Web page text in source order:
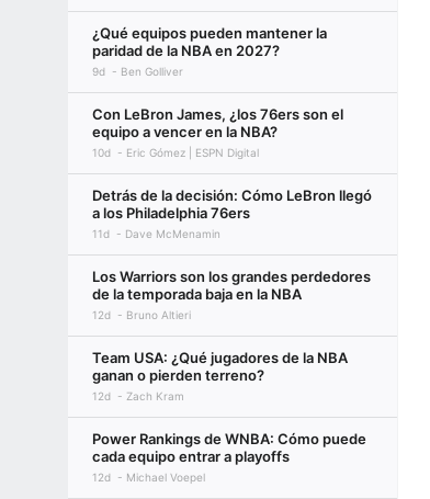
¿Qué equipos pueden mantener la
paridad de la NBA en 2027?
9d Ben Golliver
Con LeBron James, ¿los 76ers son el
equipo a vencer en la NBA?
10d Eric Gómez | ESPN Digital
Detrás de la decisión: Cómo LeBron llegó
a los Philadelphia 76ers
11d Dave McMenamin
Los Warriors son los grandes perdedores
de la temporada baja en la NBA
12d Bruno Altieri
Team USA: ¿Qué jugadores de la NBA
ganan o pierden terreno?
12d Zach Kram
Power Rankings de WNBA: Cómo puede
cada equipo entrar a playoffs
12d Michael Voepel